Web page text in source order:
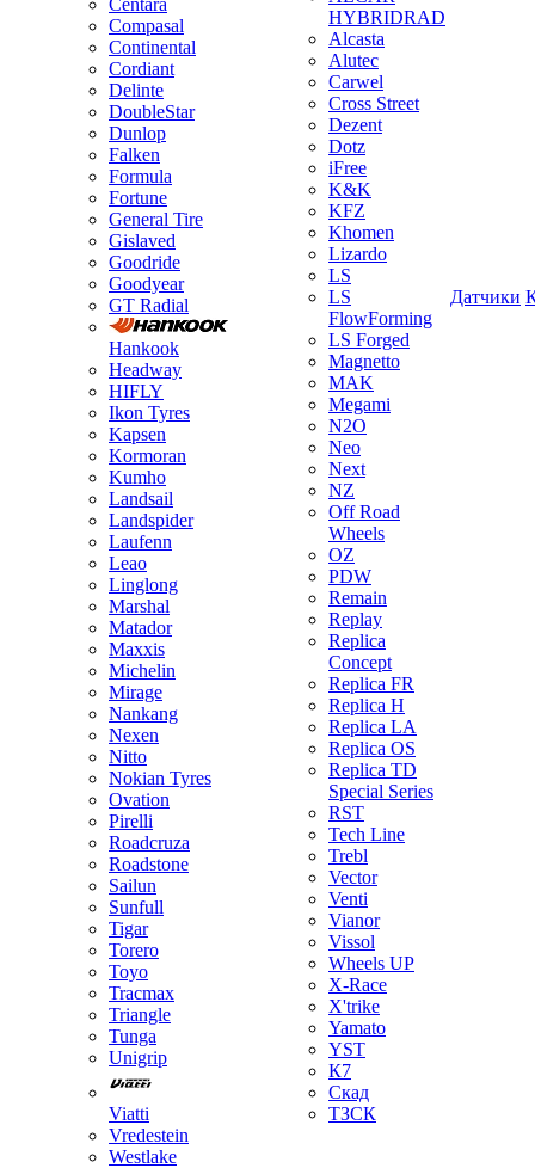
Centara
Compasal
Continental
Cordiant
Delinte
DoubleStar
Dunlop
Falken
Formula
Fortune
General Tire
Gislaved
Goodride
Goodyear
GT Radial
Hankook
Headway
HIFLY
Ikon Tyres
Kapsen
Kormoran
Kumho
Landsail
Landspider
Laufenn
Leao
Linglong
Marshal
Matador
Maxxis
Michelin
Mirage
Nankang
Nexen
Nitto
Nokian Tyres
Ovation
Pirelli
Roadcruza
Roadstone
Sailun
Sunfull
Tigar
Torero
Toyo
Tracmax
Triangle
Tunga
Unigrip
Viatti
Vredestein
Westlake
HYBRIDRAD
Alcasta
Alutec
Carwel
Cross Street
Dezent
Dotz
iFree
K&K
KFZ
Khomen
Lizardo
LS
LS
FlowForming
LS Forged
Magnetto
MAK
Megami
N2O
Neo
Next
NZ
Off Road
Wheels
OZ
PDW
Remain
Replay
Replica
Concept
Replica FR
Replica H
Replica LA
Replica OS
Replica TD
Special Series
RST
Tech Line
Trebl
Vector
Venti
Vianor
Vissol
Wheels UP
X-Race
X'trike
Yamato
YST
К7
Скад
ТЗСК
Датчики